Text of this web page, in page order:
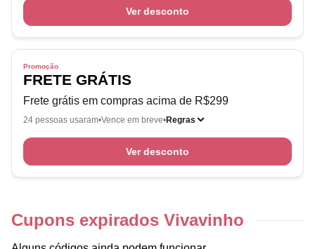
Ver desconto
Promoção
FRETE GRÁTIS
Frete grátis em compras acima de R$299
24 pessoas usaram Vence em breve Regras
Ver desconto
Cupons expirados Vivavinho